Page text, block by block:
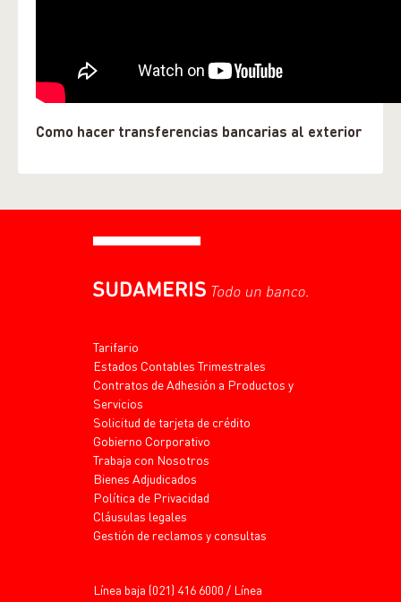
Como hacer transferencias bancarias al exterior
Tarifario
Estados Contables Trimestrales
Contratos de Adhesión a Productos y
Servicios
Solicitud de tarjeta de crédito
Gobierno Corporativo
Trabaja con Nosotros
Bienes Adjudicados
Política de Privacidad
Cláusulas legales
Gestión de reclamos y consultas
Línea baja (021) 416 6000 / Línea